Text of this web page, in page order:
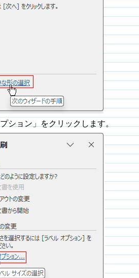
ション」をクリックします。